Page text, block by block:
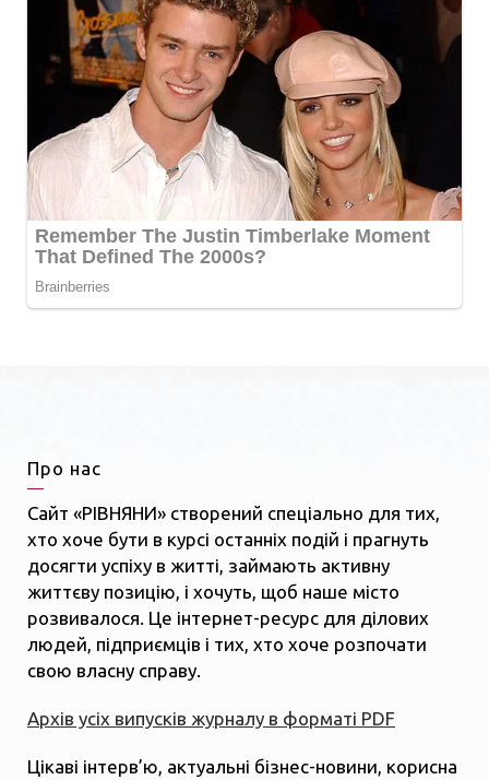
Про нас
Сайт «РІВНЯНИ» створений спеціально для тих,
хто хоче бути в курсі останніх подій і прагнуть
досягти успіху в житті, займають активну
життєву позицію, і хочуть, щоб наше місто
розвивалося. Це інтернет-ресурс для ділових
людей, підприємців і тих, хто хоче розпочати
свою власну справу.
Архів усіх випусків журналу в форматі PDF
Цікаві інтерв’ю, актуальні бізнес-новини, корисна